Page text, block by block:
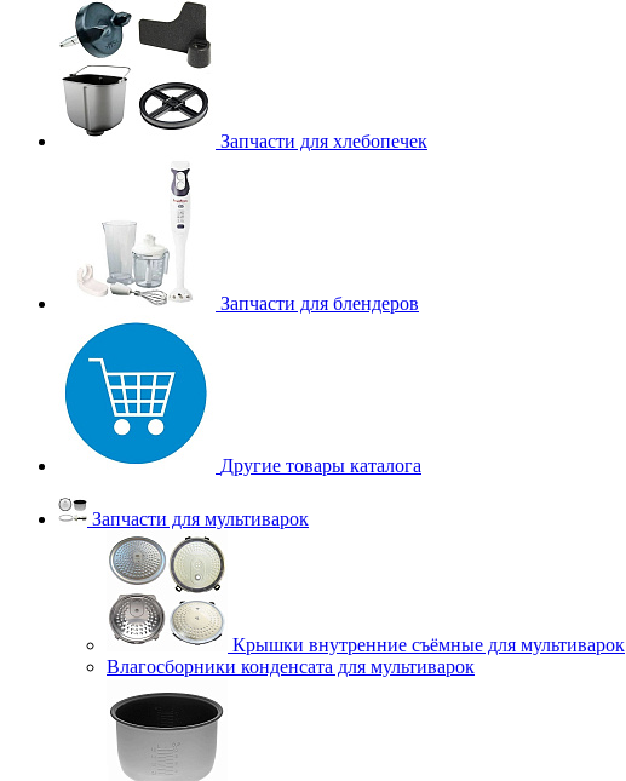
Запчасти для хлебопечек
Запчасти для блендеров
Другие товары каталога
Запчасти для мультиварок
Крышки внутренние съёмные для мультиварок
Влагосборники конденсата для мультиварок